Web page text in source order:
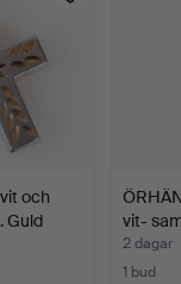
och
Guld
vit-
2 dagar
1 bud